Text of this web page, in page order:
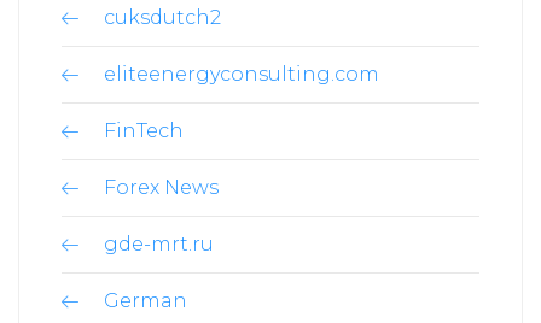
cuksdutch2
eliteenergyconsulting.com
FinTech
Forex News
gde-mrt.ru
German